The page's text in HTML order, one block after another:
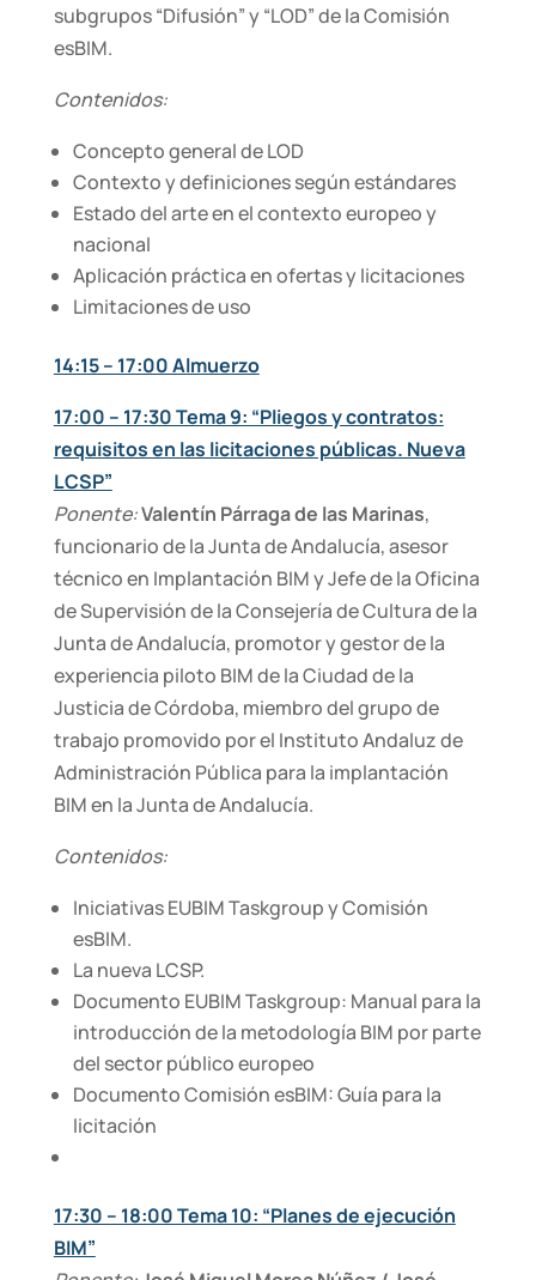
subgrupos “Difusión” y “LOD” de la Comisión
esBIM.
Contenidos:
Concepto general de LOD
Contexto y definiciones según estándares
Estado del arte en el contexto europeo y
nacional
Aplicación práctica en ofertas y licitaciones
Limitaciones de uso
14:15 – 17:00 Almuerzo
17:00 – 17:30 Tema 9: “Pliegos y contratos:
requisitos en las licitaciones públicas. Nueva
LCSP”
Ponente:Valentín Párraga de las Marinas,
funcionario de la Junta de Andalucía, asesor
técnico en Implantación BIM y Jefe de la Oficina
de Supervisión de la Consejería de Cultura de la
Junta de Andalucía, promotor y gestor de la
experiencia piloto BIM de la Ciudad de la
Justicia de Córdoba, miembro del grupo de
trabajo promovido por el Instituto Andaluz de
Administración Pública para la implantación
BIM en la Junta de Andalucía.
Contenidos:
Iniciativas EUBIM Taskgroup y Comisión
esBIM.
La nueva LCSP.
Documento EUBIM Taskgroup: Manual para la
introducción de la metodología BIM por parte
del sector público europeo
Documento Comisión esBIM: Guía para la
licitación
17:30 – 18:00 Tema 10: “Planes de ejecución
BIM”